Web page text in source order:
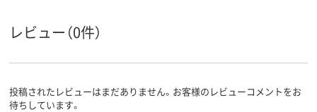
レビュー（0件）
投稿されたレビューはまだありません。お客様のレビューコメントをお
待ちしています。